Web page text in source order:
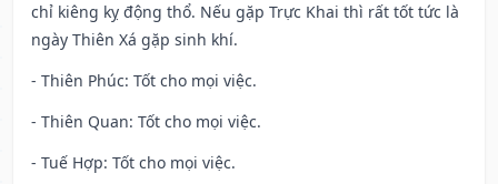
chỉ kiêng kỵ động thổ. Nếu gặp Trực Khai thì rất tốt tức là
ngày Thiên Xá gặp sinh khí.
- Thiên Phúc: Tốt cho mọi việc.
- Thiên Quan: Tốt cho mọi việc.
- Tuế Hợp: Tốt cho mọi việc.